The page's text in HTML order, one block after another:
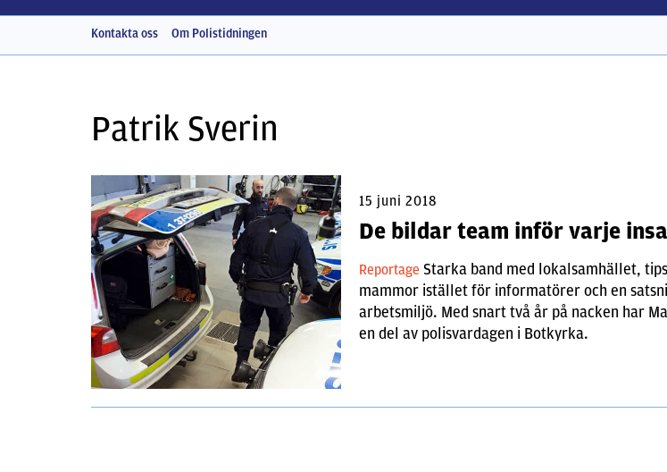
Kontakta oss Om Polistidningen
Patrik Sverin
15 juni 2018
De bildar team inför varje
Reportage Starka band med lokalsamhället,
mammor istället för informatörer och en
arbetsmiljö. Med snart två år på nacken har
en del av polisvardagen i Botkyrka.